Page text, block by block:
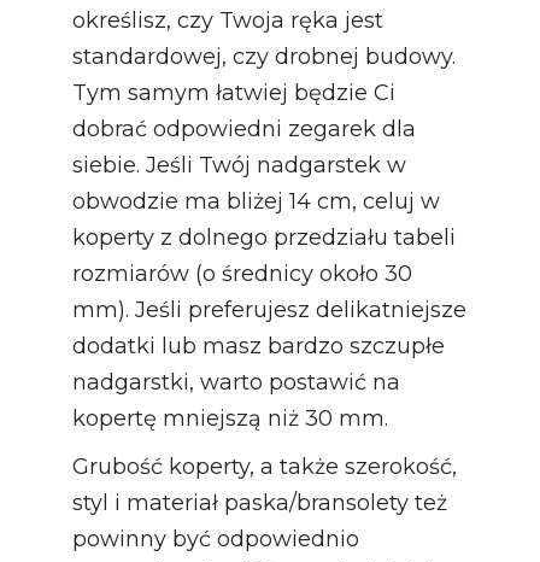
określisz, czy Twoja ręka jest
standardowej, czy drobnej budowy.
Tym samym łatwiej będzie Ci
dobrać odpowiedni zegarek dla
siebie. Jeśli Twój nadgarstek w
obwodzie ma bliżej 14 cm, celuj w
koperty z dolnego przedziału tabeli
rozmiarów (o średnicy około 30
mm). Jeśli preferujesz delikatniejsze
dodatki lub masz bardzo szczupłe
nadgarstki, warto postawić na
kopertę mniejszą niż 30 mm.
Grubość koperty, a także szerokość,
styl i materiał paska/bransolety też
powinny być odpowiednio